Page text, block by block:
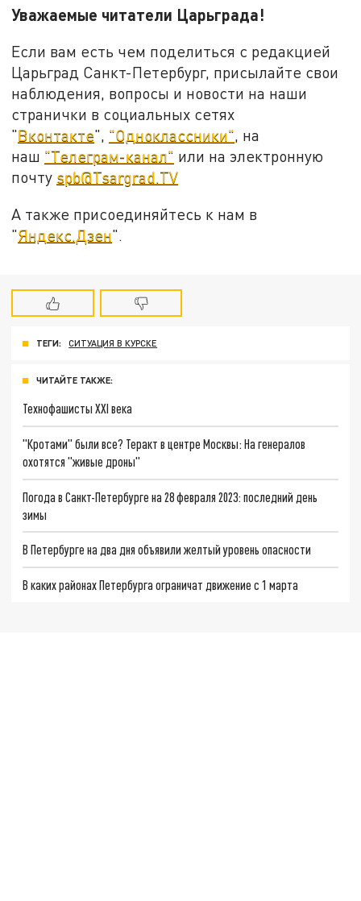
Уважаемые читатели Царьграда!
Если вам есть чем поделиться с редакцией
Царьград Санкт-Петербург, присылайте свои
наблюдения, вопросы и новости на наши
странички в социальных сетях
"Вконтакте", "Одноклассники", на
наш "Телеграм-канал" или на электронную
почту spb@Tsargrad.TV
А также присоединяйтесь к нам в
"Яндекс.Дзен".
ТЕГИ: СИТУАЦИЯ В КУРСКЕ
ЧИТАЙТЕ ТАКЖЕ:
Технофашисты XXI века
"Кротами" были все? Теракт в центре Москвы: На генералов
охотятся "живые дроны"
Погода в Санкт-Петербурге на 28 февраля 2023: последний день
зимы
В Петербурге на два дня объявили желтый уровень опасности
В каких районах Петербурга ограничат движение с 1 марта